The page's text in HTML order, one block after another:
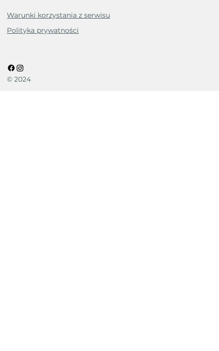
Warunki korzystania z serwisu
Polityka prywatności
© 2024